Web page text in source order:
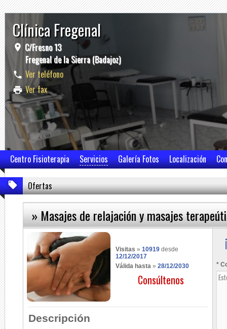
Clínica Fregenal
C/Fresno 13
Fregenal de la Sierra (Badajoz)
Ver teléfono
Ver fax
Centro Fisioterapia Servicios Galería Fotos Localización
Ofertas
» Masajes de relajación y masajes
Visitas » 10919 desde
12/12/2017
Válida hasta » 28/12/2030
Consúltenos
Descripción
*